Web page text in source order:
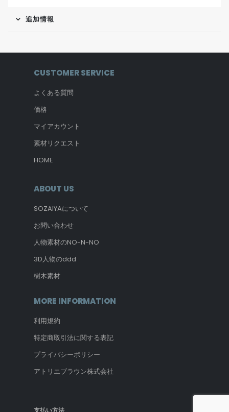
追加情報
CUSTOMER SERVICE
よくある質問
価格
マイアカウント
素材リクエスト
HOME
ABOUT US
SOZAIYAについて
お問い合わせ
人物素材のNO-N-NO
3D人物のddd
樹木素材
MORE INFORMATION
利用規約
特定商取引法に関する表記
プライバシーポリシー
アトリエブラウン株式会社
支払い方法